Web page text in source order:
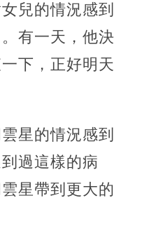
兒的情況感到
有一天，他決
下，正好明天
星的情況感到
過這樣的病
星帶到更大的